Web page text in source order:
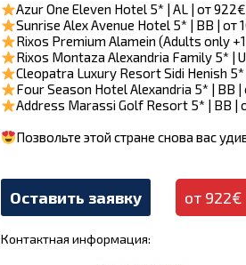
Azur One Eleven Hotel 5* | AL | от 922€
Sunrise Alex Avenue Hotel 5* | BB | от
Rixos Premium Alamein (Adults only
Rixos Montaza Alexandria Family 5* |
Cleopatra Luxury Resort Sidi Henish 5*
Four Season Hotel Alexandria 5* | BB |
Address Marassi Golf Resort 5* | BB |
Позвольте этой стране снова вас
Оставить заявку от 922€
Контактная информация: